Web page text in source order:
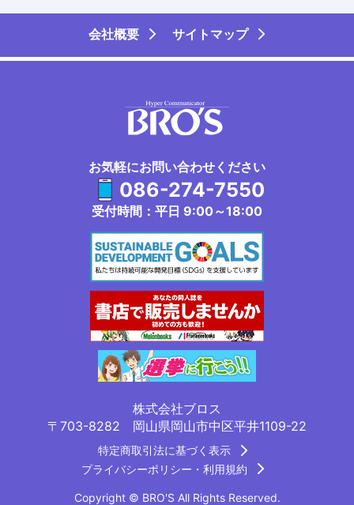
会社概要 サイトマップ
お気軽にお問い合わせください
086-274-7550
受付時間：平日 9:00～18:00
株式会社ブロス
〒703-8282 岡山県岡山市中区平井1109-22
Copyright © BRO'S All Rights Reserved.
特定商取引法に基づく表示
プライバシーポリシー・利用規約